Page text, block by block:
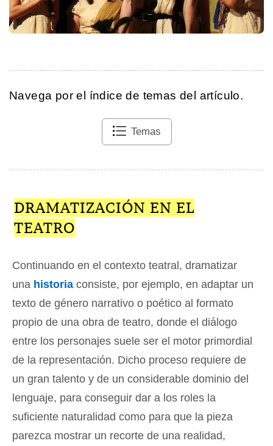
Navega por el índice de temas del artículo.
Temas
DRAMATIZACIÓN EN EL
TEATRO
Continuando en el contexto teatral, dramatizar
una historia consiste, por ejemplo, en adaptar un
texto de género narrativo o poético al formato
propio de una obra de teatro, donde el diálogo
entre los personajes suele ser el motor primordial
de la representación. Dicho proceso requiere de
un gran talento y de un considerable dominio del
lenguaje, para conseguir dar a los roles la
suficiente naturalidad como para que la pieza
parezca mostrar un recorte de una realidad,